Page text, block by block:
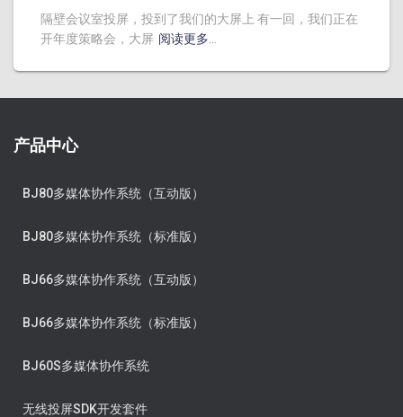
隔壁会议室投屏，投到了我们的大屏上 有一回，我们正在
开年度策略会，大屏 阅读更多…
产品中心
BJ80多媒体协作系统（互动版）
BJ80多媒体协作系统（标准版）
BJ66多媒体协作系统（互动版）
BJ66多媒体协作系统（标准版）
BJ60S多媒体协作系统
无线投屏SDK开发套件